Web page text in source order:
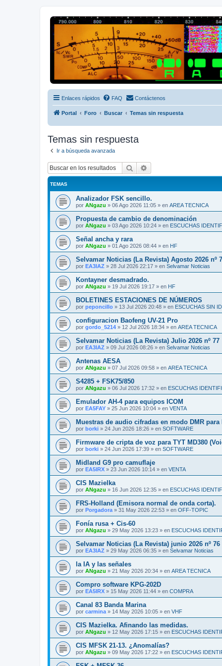
Radio Frecuencias
Foro de Radio Frecuencias
Enlaces rápidos FAQ Contáctenos
Portal Foro Buscar Temas sin respuesta
Temas sin respuesta
Ir a búsqueda avanzada
Buscar
TEMAS
Analizador FSK sencillo.
por ANgazu » 06 Ago 2026 11:05 » en AREA TECNICA
Propuesta de cambio de denominación
por ANgazu » 03 Ago 2026 10:24 » en ESCUCHAS
Señal ancha y rara
por ANgazu » 01 Ago 2026 08:44 » en HF
Selvamar Noticias (La Revista) Agosto 2026 nº
por EA3IAZ » 28 Jul 2026 22:17 » en Selvamar Noticias
Kontayner desmadrado.
por ANgazu » 19 Jul 2026 19:17 » en HF
BOLETINES ESTACIONES DE NÚMEROS
por peponcillo » 13 Jul 2026 20:48 » en ESCUCHAS SIN
configuracion Baofeng UV-21 Pro
por gordo_5214 » 12 Jul 2026 18:34 » en AREA TECNICA
Selvamar Noticias (La Revista) Julio 2026 nº 77
por EA3IAZ » 09 Jul 2026 08:26 » en Selvamar Noticias
Antenas AESA
por ANgazu » 07 Jul 2026 09:58 » en AREA TECNICA
S4285 + FSK75/850
por ANgazu » 06 Jul 2026 17:32 » en ESCUCHAS
Emulador AH-4 para equipos ICOM
por EA5FAY » 25 Jun 2026 10:04 » en VENTA
Muestras de audio cifradas en modo DMR para
por borki » 24 Jun 2026 18:26 » en SOFTWARE
Firmware de cripta de voz para TYT MD380
por borki » 24 Jun 2026 17:39 » en SOFTWARE
Midland G9 pro camuflaje
por EA5IRX » 23 Jun 2026 10:14 » en VENTA
CIS Mazielka
por ANgazu » 16 Jun 2026 12:35 » en ESCUCHAS
FRS-Holland (Emisora normal de onda corta).
por Porgadora » 31 May 2026 22:53 » en OFF-TOPIC
Fonía rusa + Cis-60
por ANgazu » 29 May 2026 13:23 » en ESCUCHAS
Selvamar Noticias (La Revista) junio 2026 nº 76
por EA3IAZ » 29 May 2026 06:35 » en Selvamar Noticias
la IA y las señales
por ANgazu » 21 May 2026 20:34 » en AREA TECNICA
Compro software KPG-202D
por EA5IRX » 15 May 2026 11:44 » en COMPRA
Canal 83 Banda Marina
por carmina » 14 May 2026 10:05 » en VHF
CIS Mazielka. Afinando las medidas.
por ANgazu » 12 May 2026 17:15 » en ESCUCHAS
CIS MFSK 21-13. ¿Anomalías?
por ANgazu » 09 May 2026 17:22 » en ESCUCHAS